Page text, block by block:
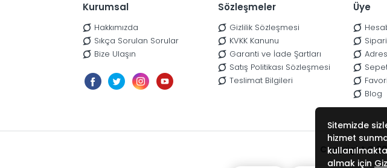
Kurumsal
Hakkımızda
Sıkça Sorulan Sorular
Bize Ulaşın
Sözleşmeler
Gizlilik Sözleşmesi
KVKK Kanunu
Garanti ve İade Şartları
Satış Politikası Sözleşmesi
Teslimat Bilgileri
Üye
Blog
Copyright ©
Sitemizde
hizmet
almak için